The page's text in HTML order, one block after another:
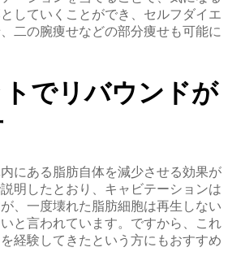
していくことができ、セルフダイエ
二の腕痩せなどの部分痩せも可能に
でリバウンドが
にある脂肪自体を減少させる効果が
明したとおり、キャビテーションは
、一度壊れた脂肪細胞は再生しない
と言われています。ですから、これ
経験してきたという方にもおすすめ